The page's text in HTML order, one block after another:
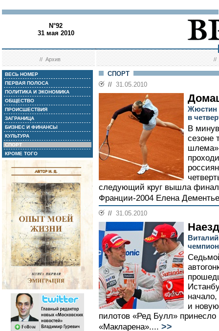
N°92
31 мая 2010
//Архив //
ВЕСЬ НОМЕР
ПЕРВАЯ ПОЛОСА
ПОЛИТИКА И ЭКОНОМИКА
ОБЩЕСТВО
ПРОИСШЕСТВИЯ
ЗАГРАНИЦА
БИЗНЕС И ФИНАНСЫ
КУЛЬТУРА
СПОРТ
КРОМЕ ТОГО
СПОРТ
// 31.05.2010
Жюстин
в
В
сезоне
шлема»
следующий круг вышла
Франции-2004 Елена
// 31.05.2010
и
пилотов «Ред Булл»
«Макларена».... >>